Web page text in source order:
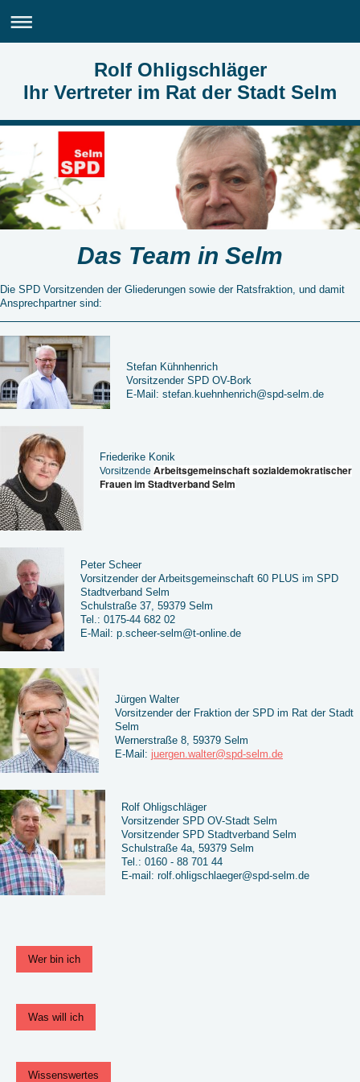
Rolf Ohligschläger
Ihr Vertreter im Rat der Stadt Selm
Das Team in Selm
Die SPD Vorsitzenden der Gliederungen sowie der Ratsfraktion, und damit
Ansprechpartner sind:
Stefan Kühnhenrich
Vorsitzender SPD OV-Bork
E-Mail: stefan.kuehnhenrich@spd-selm.de
Friederike Konik
Vorsitzende Arbeitsgemeinschaft sozialdemokratischer
Frauen im Stadtverband Selm
Peter Scheer
Vorsitzender der Arbeitsgemeinschaft 60 PLUS im SPD
Stadtverband Selm
Schulstraße 37, 59379 Selm
Tel.: 0175-44 682 02
E-Mail: p.scheer-selm@t-online.de
Jürgen Walter
Vorsitzender der Fraktion der SPD im Rat der Stadt
Selm
Wernerstraße 8, 59379 Selm
E-Mail: juergen.walter@spd-selm.de
Rolf Ohligschläger
Vorsitzender SPD OV-Stadt Selm
Vorsitzender SPD Stadtverband Selm
Schulstraße 4a, 59379 Selm
Tel.: 0160 - 88 701 44
E-mail: rolf.ohligschlaeger@spd-selm.de
Wer bin ich
Was will ich
Wissenswertes